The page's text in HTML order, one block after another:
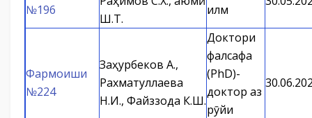
№196
Ш.Т.
илм
Фармоиши
№224
Заҳурбеков А.,
Рахматуллаева
Н.И., Файззода К.Ш.
Доктори
фалсафа
(PhD)-
доктор аз
рӯйи